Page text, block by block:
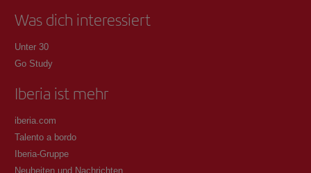
Was dich interessiert
Unter 30
Go Study
Iberia ist mehr
iberia.com
Talento a bordo
Iberia-Gruppe
Neuheiten und Nachrichten